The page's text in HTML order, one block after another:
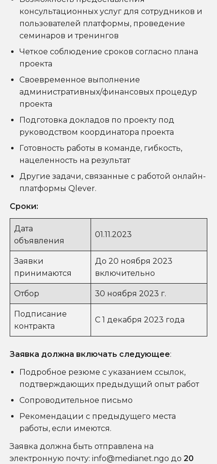
консультационных услуг для сотрудников и
пользователей платформы, проведение
семинаров и тренингов
Четкое соблюдение сроков согласно плана
проекта
Своевременное выполнение
административных/финансовых процедур
проекта
Подготовка докладов по проекту под
руководством координатора проекта
Готовность работы в команде, гибкость,
нацеленность на результат
Другие задачи, связанные с работой онлайн-
платформы Qlever.
Сроки:
Дата
объявления
01.11.2023
Заявки
принимаются
До 20 ноября 2023
включительно
Отбор 30 ноября 2023 г.
Подписание
контракта
С 1 декабря 2023 года
Заявка должна включать следующее:
Подробное резюме с указанием ссылок,
подтверждающих предыдущий опыт работ
Сопроводительное письмо
Рекомендации с предыдущего места
работы, если имеются.
Заявка должна быть отправлена на
электронную почту: info@medianet.ngo до 20